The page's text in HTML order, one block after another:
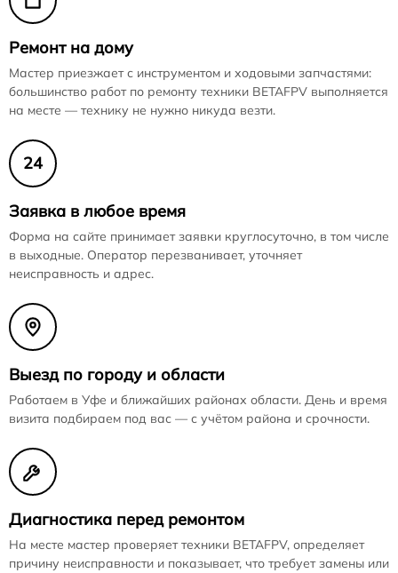
Ремонт на дому
Мастер приезжает с инструментом и ходовыми запчастями:
большинство работ по ремонту техники BETAFPV выполняется
на месте — технику не нужно никуда везти.
24
Заявка в любое время
Форма на сайте принимает заявки круглосуточно, в том числе
в выходные. Оператор перезванивает, уточняет
неисправность и адрес.
Выезд по городу и области
Работаем в Уфе и ближайших районах области. День и время
визита подбираем под вас — с учётом района и срочности.
Диагностика перед ремонтом
На месте мастер проверяет техники BETAFPV, определяет
причину неисправности и показывает, что требует замены или